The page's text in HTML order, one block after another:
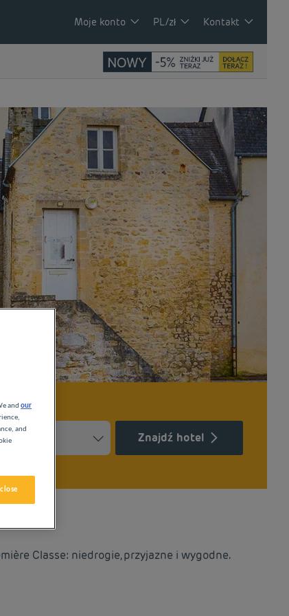
Moje konto PL/zł Kontakt
Znajdź hotel
Classe: niedrogie, przyjazne i wygodne.
and our
and